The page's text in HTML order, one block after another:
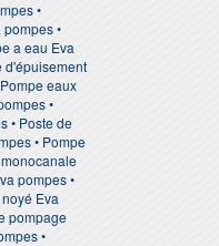
•
•
a eau Eva
d'épuisement
eaux
•
• Poste de
• Pompe
pompes •
Eva
pompage
•